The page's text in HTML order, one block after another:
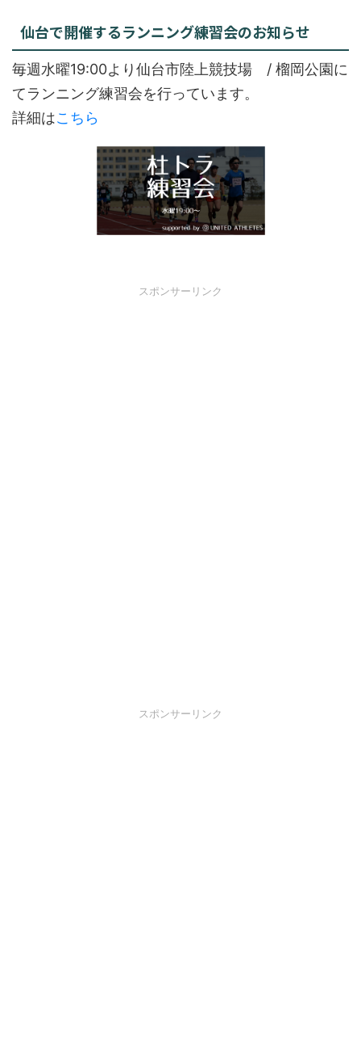
仙台で開催するランニング練習会のお知らせ
毎週水曜19:00より仙台市陸上競技場 / 榴岡公園に
てランニング練習会を行っています。
詳細はこちら
スポンサーリンク
スポンサーリンク